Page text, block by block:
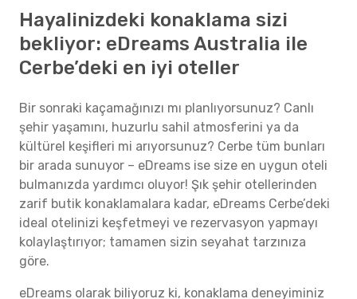
Hayalinizdeki konaklama sizi
bekliyor: eDreams Australia ile
Cerbe’deki en iyi oteller
Bir sonraki kaçamağınızı mı planlıyorsunuz? Canlı
şehir yaşamını, huzurlu sahil atmosferini ya da
kültürel keşifleri mi arıyorsunuz? Cerbe tüm bunları
bir arada sunuyor – eDreams ise size en uygun oteli
bulmanızda yardımcı oluyor! Şık şehir otellerinden
zarif butik konaklamalara kadar, eDreams Cerbe’deki
ideal otelinizi keşfetmeyi ve rezervasyon yapmayı
kolaylaştırıyor; tamamen sizin seyahat tarzınıza
göre.
eDreams olarak biliyoruz ki, konaklama deneyiminiz